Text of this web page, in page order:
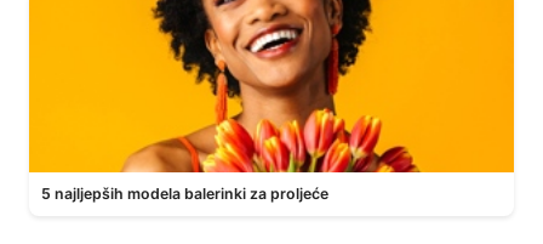
5 najljepših modela balerinki za proljeće